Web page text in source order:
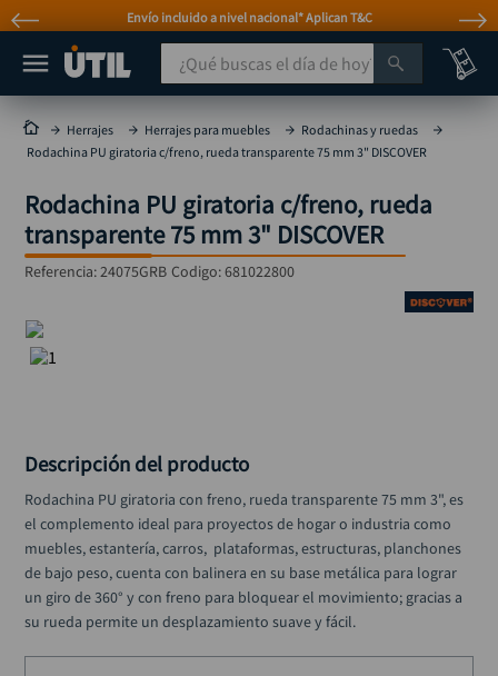
Envío incluido a nivel nacional* Aplican T&C
¿Qué buscas el día de hoy?
Herrajes Herrajes para muebles
Rodachinas y ruedas
Rodachina PU giratoria c/freno, rueda transparente 75 mm 3" DISCOVER
Rodachina PU giratoria c/freno, rueda
transparente 75 mm 3" DISCOVER
Referencia:24075GRB Codigo:681022800
Descripción del producto
Rodachina PU giratoria con freno, rueda transparente 75 mm 3", es
el complemento ideal para proyectos de hogar o industria como
muebles, estantería, carros,  plataformas, estructuras, planchones
de bajo peso, cuenta con balinera en su base metálica para lograr
un giro de 360° y con freno para bloquear el movimiento; gracias a
su rueda permite un desplazamiento suave y fácil.
MÁS BUSCADOS
taladro
taladros pulidoras
compresor
sierra circular
ruteadora
broca
taladro inalámbrico
alicate